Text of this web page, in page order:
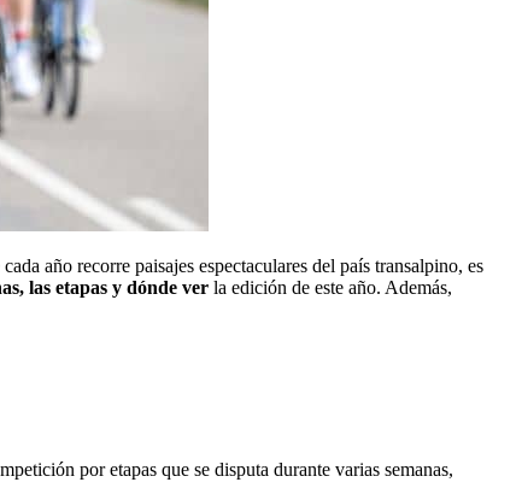
año recorre paisajes espectaculares del país transalpino, es
las etapas y dónde ver la edición de este año. Además,
por etapas que se disputa durante varias semanas,